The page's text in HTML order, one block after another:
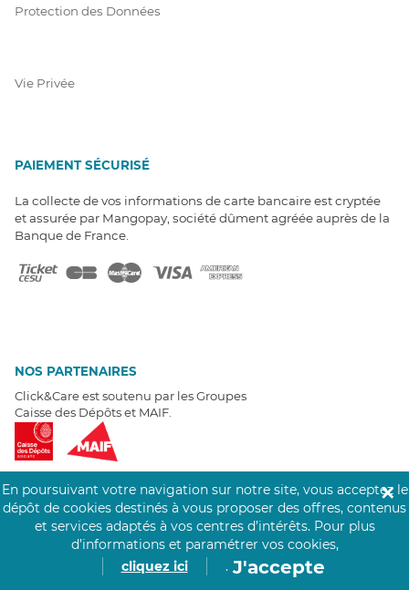
Protection des Données
Vie Privée
PAIEMENT SÉCURISÉ
La collecte de vos informations de carte bancaire est cryptée
et assurée par Mangopay, société dûment agréée auprès de la
Banque de France.
NOS PARTENAIRES
Click&Care est soutenu par les Groupes
Caisse des Dépôts et MAIF.
EXPERTS À VOTRE ÉCOUTE
Un besoin de recrutement ? Click&Care vous accompagne par
En poursuivant votre navigation sur notre site, vous acceptez le
dépôt de cookies destinés à vous proposer des offres, contenus
et services adaptés à vos centres d’intérêts. Pour plus
d’informations et paramétrer vos cookies,
cliquez ici
. J'accepte
✕